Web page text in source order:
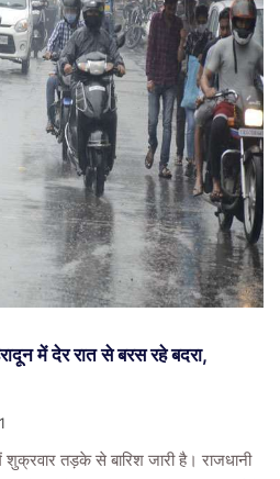
में देर रात से बरस रहे बदरा,
तड़के से बारिश जारी है। राजधानी